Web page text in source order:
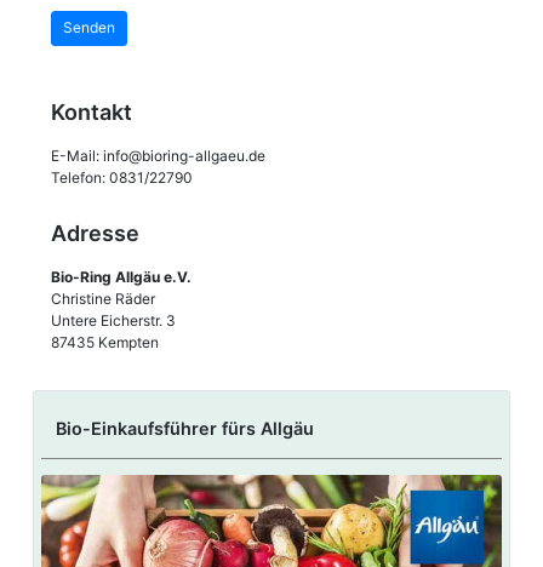
Kontakt
E-Mail: info@bioring-allgaeu.de
Telefon: 0831/22790
Adresse
Bio-Ring Allgäu e.V.
Christine Räder
Untere Eicherstr. 3
87435 Kempten
Bio-Einkaufsführer fürs Allgäu